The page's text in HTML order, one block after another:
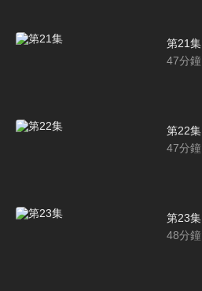
第21集
47分鐘
第22集
47分鐘
第23集
48分鐘